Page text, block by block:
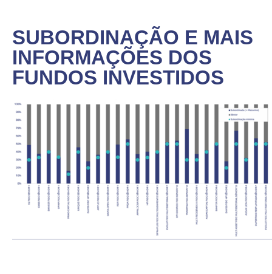
SUBORDINAÇÃO E MAIS
INFORMAÇÕES DOS
FUNDOS INVESTIDOS